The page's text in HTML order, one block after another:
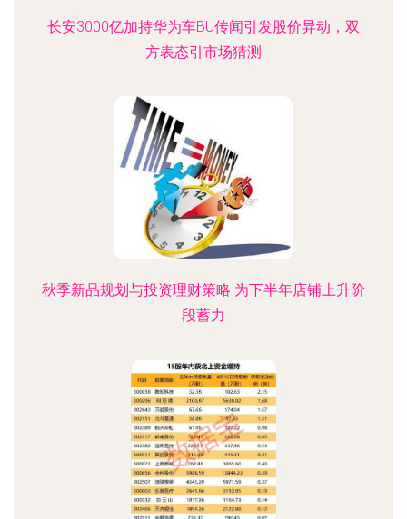
长安3000亿加持华为车BU传闻引发股价异动，双
方表态引市场猜测
秋季新品规划与投资理财策略 为下半年店铺上升阶
段蓄力